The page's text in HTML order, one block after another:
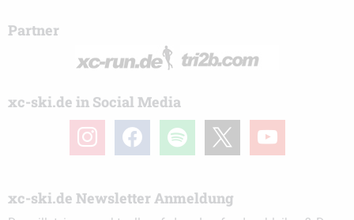
Partner
xc-ski.de in Social Media
instagramfacebook spotify youtube
xc-ski.de Newsletter Anmeldung